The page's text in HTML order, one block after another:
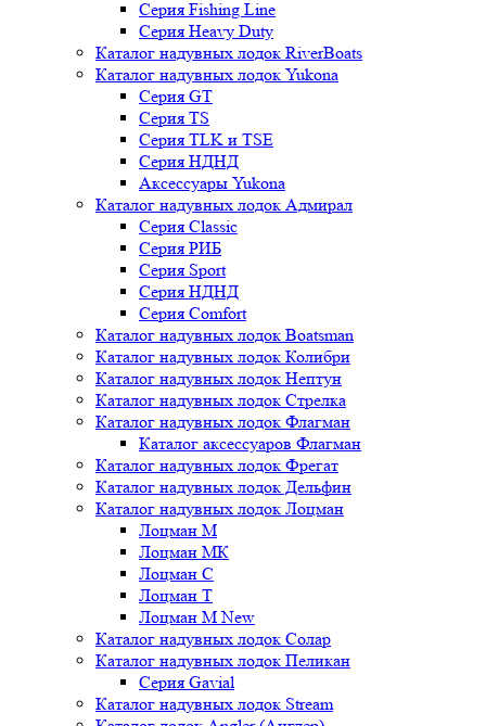
Серия Fishing Line
Серия Heavy Duty
Каталог надувных лодок RiverBoats
Каталог надувных лодок Yukona
Серия GT
Серия TS
Серия TLK и TSE
Серия НДНД
Аксессуары Yukona
Каталог надувных лодок Адмирал
Серия Classic
Серия РИБ
Серия Sport
Серия НДНД
Серия Comfort
Каталог надувных лодок Boatsman
Каталог надувных лодок Колибри
Каталог надувных лодок Нептун
Каталог надувных лодок Стрелка
Каталог надувных лодок Флагман
Каталог аксессуаров Флагман
Каталог надувных лодок Фрегат
Каталог надувных лодок Дельфин
Каталог надувных лодок Лоцман
Лоцман М
Лоцман МК
Лоцман С
Лоцман Т
Лоцман М New
Каталог надувных лодок Солар
Каталог надувных лодок Пеликан
Серия Gavial
Каталог надувных лодок Stream